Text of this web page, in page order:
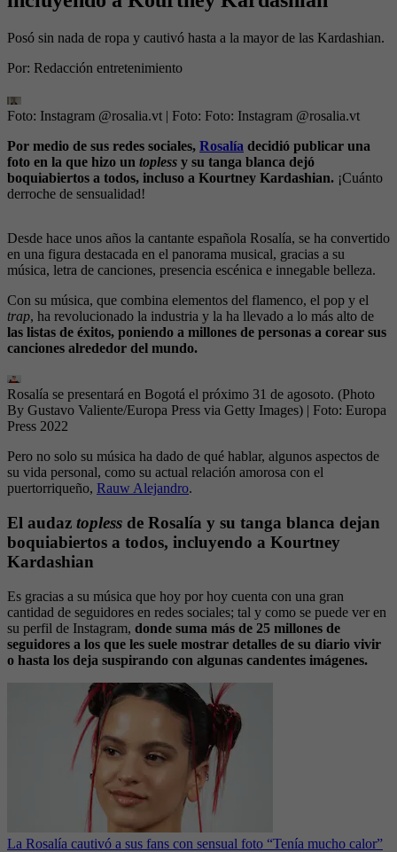
Posó sin nada de ropa y cautivó hasta a la mayor de las Kardashian.
Por: Redacción entretenimiento
Foto: Instagram @rosalia.vt | Foto: Foto: Instagram @rosalia.vt
Por medio de sus redes sociales, Rosalía decidió publicar una
foto en la que hizo un topless y su tanga blanca dejó
boquiabiertos a todos, incluso a Kourtney Kardashian. ¡Cuánto
derroche de sensualidad!
Desde hace unos años la cantante española Rosalía, se ha convertido
en una figura destacada en el panorama musical, gracias a su
música, letra de canciones, presencia escénica e innegable belleza.
Con su música, que combina elementos del flamenco, el pop y el
trap, ha revolucionado la industria y la ha llevado a lo más alto de
las listas de éxitos, poniendo a millones de personas a corear sus
canciones alrededor del mundo.
Rosalía se presentará en Bogotá el próximo 31 de agosoto. (Photo
By Gustavo Valiente/Europa Press via Getty Images) | Foto: Europa
Press 2022
Pero no solo su música ha dado de qué hablar, algunos aspectos de
su vida personal, como su actual relación amorosa con el
puertorriqueño, Rauw Alejandro.
El audaz topless de Rosalía y su tanga blanca dejan
boquiabiertos a todos, incluyendo a Kourtney
Kardashian
Es gracias a su música que hoy por hoy cuenta con una gran
cantidad de seguidores en redes sociales; tal y como se puede ver en
su perfil de Instagram, donde suma más de 25 millones de
seguidores a los que les suele mostrar detalles de su diario vivir
o hasta los deja suspirando con algunas candentes imágenes.
La Rosalía cautivó a sus fans con sensual foto “Tenía mucho calor”